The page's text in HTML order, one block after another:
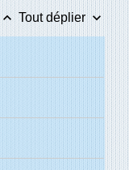
keyboard_arrow_up Tout déplier keyboard_arrow_down